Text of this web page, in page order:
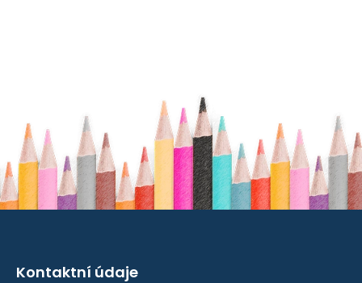
Kontaktní údaje